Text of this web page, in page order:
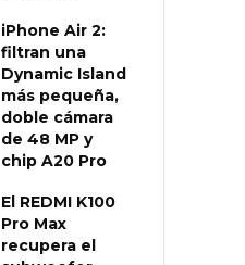
iPhone Air 2:
filtran una
Dynamic Island
más pequeña,
doble cámara
de 48 MP y
chip A20 Pro
El REDMI K100
Pro Max
recupera el